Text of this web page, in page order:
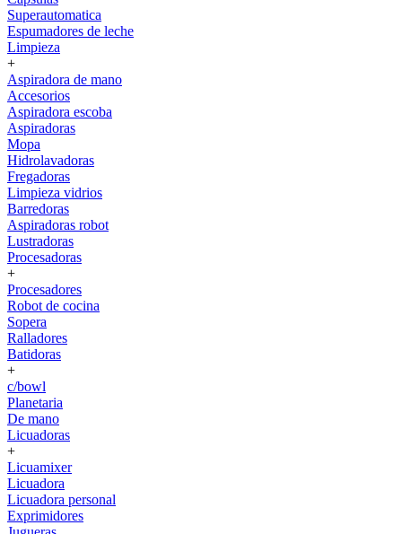
Superautomatica
Espumadores de leche
Limpieza
+
Aspiradora de mano
Accesorios
Aspiradora escoba
Aspiradoras
Mopa
Hidrolavadoras
Fregadoras
Limpieza vidrios
Barredoras
Aspiradoras robot
Lustradoras
Procesadoras
+
Procesadores
Robot de cocina
Sopera
Ralladores
Batidoras
+
c/bowl
Planetaria
De mano
Licuadoras
+
Licuamixer
Licuadora
Licuadora personal
Exprimidores